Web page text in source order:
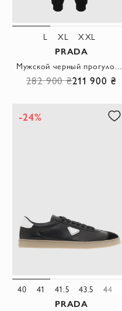
L XL XXL
PRADA
Мужской черный прогулочный костюм с логотипом
282 900 ₴211 900 ₴
-24%
40 41 41.5 43.5 44
PRADA